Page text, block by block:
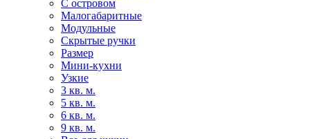
С островом
Малогабаритные
Модульные
Скрытые ручки
Размер
Мини-кухни
Узкие
3 кв. м.
5 кв. м.
6 кв. м.
9 кв. м.